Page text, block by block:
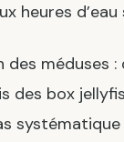
heures d’eau
des méduses
des box